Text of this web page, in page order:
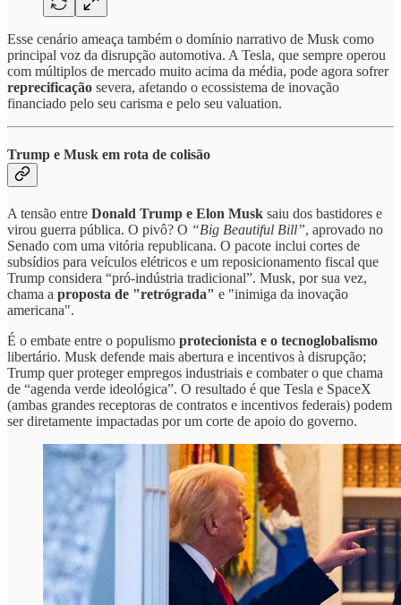
Esse cenário ameaça também o domínio narrativo de Musk como
principal voz da disrupção automotiva. A Tesla, que sempre operou
com múltiplos de mercado muito acima da média, pode agora sofrer
reprecificação severa, afetando o ecossistema de inovação
financiado pelo seu carisma e pelo seu valuation.
Trump e Musk em rota de colisão
A tensão entre Donald Trump e Elon Musk saiu dos bastidores e
virou guerra pública. O pivô? O “Big Beautiful Bill”, aprovado no
Senado com uma vitória republicana. O pacote inclui cortes de
subsídios para veículos elétricos e um reposicionamento fiscal que
Trump considera “pró-indústria tradicional”. Musk, por sua vez,
chama a proposta de "retrógrada" e "inimiga da inovação
americana".
É o embate entre o populismo protecionista e o tecnoglobalismo
libertário. Musk defende mais abertura e incentivos à disrupção;
Trump quer proteger empregos industriais e combater o que chama
de “agenda verde ideológica”. O resultado é que Tesla e SpaceX
(ambas grandes receptoras de contratos e incentivos federais) podem
ser diretamente impactadas por um corte de apoio do governo.